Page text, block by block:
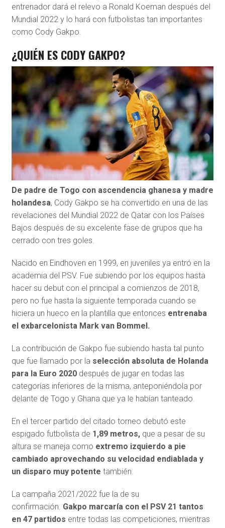
entrenador dará el relevo a Ronald Koeman después del
Mundial 2022 y lo hará con futbolistas tan importantes
como Cody Gakpo.
¿QUIÉN ES CODY GAKPO?
De padre de Togo con ascendencia ghanesa y madre
holandesa, Cody Gakpo se ha convertido en una de las
revelaciones del Mundial 2022 de Qatar con los Países
Bajos después de su excelente fase de grupos que ha
cerrado con tres goles.
Nacido en Eindhoven en 1999, en juveniles ya entró en la
academia del PSV. Fue subiendo por los equipos hasta
hacer su debut con el principal a comienzos de 2018,
pero no fue hasta la siguiente temporada cuando se
hiciera un hueco en la plantilla que entonces entrenaba
el exbarcelonista Mark van Bommel.
La contribución de Gakpo fue subiendo hasta tal punto
que fue llamado por la selección absoluta de Holanda
para la Euro 2020después de jugar en todas las
categorías inferiores de la misma, anteponiéndola por
delante de Togo y Ghana que ya le habían tanteado.
En el tercer partido del citado torneo debutó este
espigado futbolista de 1,89 metros,que a pesar de su
altura se maneja como extremo izquierdo a pie
cambiado aprovechando su velocidad endiablada y
un disparo muy potente también.
La campaña 2021/2022 fue la de su
confirmación. Gakpo marcaría con el PSV 21 tantos
en 47 partidos entre todas las competiciones, mientras